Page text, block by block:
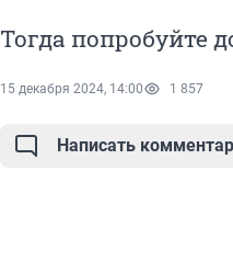
Тогда попробуйте
15 декабря 2024, 14:00 1 857
Написать